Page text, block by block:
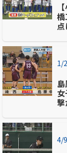
1/
4/